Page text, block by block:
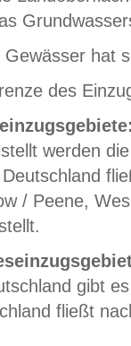
Gewässer hat
des
werden
/ Peene,
gibt
fließt